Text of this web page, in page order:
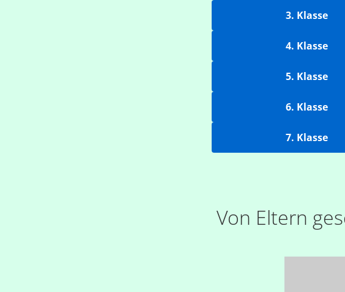
3. Klasse
4. Klasse
5. Klasse
6. Klasse
7. Klasse
Von Eltern